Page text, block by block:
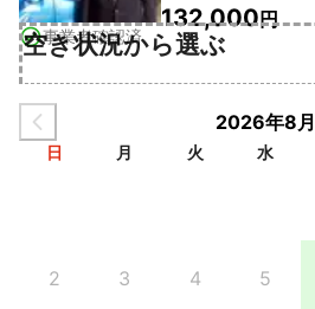
事業者確認済
132,000円
空き状況から選ぶ
2026年8月
日 月 火 水
2 3 4 5